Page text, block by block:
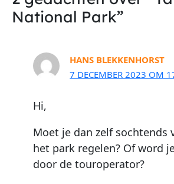
National Park”
HANS BLEKKENHORST
7 DECEMBER 2023 OM
Hi,
Moet je dan zelf sochtends
het park regelen? Of word
door de touroperator?